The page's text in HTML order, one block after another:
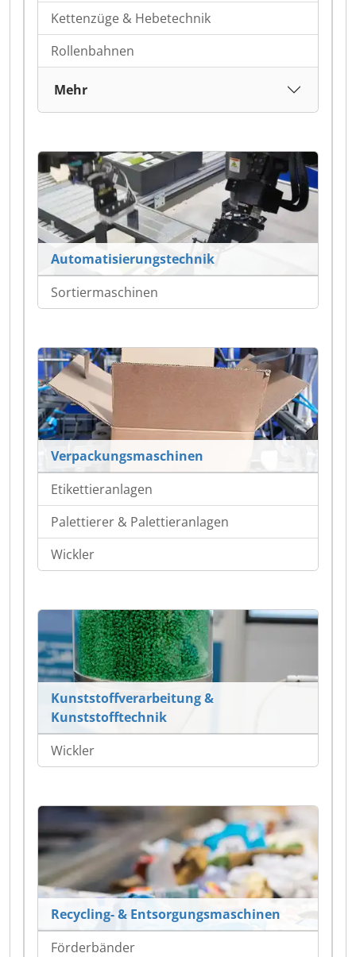
Kettenzüge & Hebetechnik
Rollenbahnen
Mehr
Automatisierungstechnik
Sortiermaschinen
Verpackungsmaschinen
Etikettieranlagen
Palettierer & Palettieranlagen
Wickler
Kunststoffverarbeitung &
Kunststofftechnik
Wickler
Recycling- & Entsorgungsmaschinen
Förderbänder